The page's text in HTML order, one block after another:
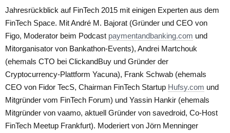
Jahresrückblick auf FinTech 2015 mit einigen Experten aus dem
FinTech Space. Mit André M. Bajorat (Gründer und CEO von
Figo, Moderator beim Podcast paymentandbanking.com und
Mitorganisator von Bankathon-Events), Andrei Martchouk
(ehemals CTO bei ClickandBuy und Gründer der
Cryptocurrency-Plattform Yacuna), Frank Schwab (ehemals
CEO von Fidor TecS, Chairman FinTech Startup Hufsy.com und
Mitgründer vom FinTech Forum) und Yassin Hankir (ehemals
Mitgründer von vaamo, aktuell Gründer von savedroid, Co-Host
FinTech Meetup Frankfurt). Moderiert von Jörn Menninger